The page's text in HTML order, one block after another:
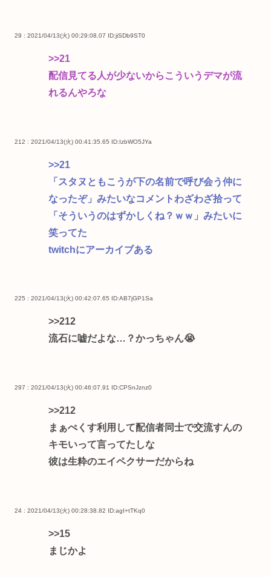
29 : 2021/04/13(火) 00:29:08.07 ID:jiSDb9ST0
>>21
配信見てる人が少ないからこういうデマが流
れるんやろな
212 : 2021/04/13(火) 00:41:35.65 ID:IzbWO5JYa
>>21
「スタヌともこうが下の名前で呼び会う仲に
なったぞ」みたいなコメントわざわざ拾って
「そういうのはずかしくね？ｗｗ」みたいに
笑ってた
twitchにアーカイブある
225 : 2021/04/13(火) 00:42:07.65 ID:AB7jGP1Sa
>>212
流石に嘘だよな…？かっちゃん😭
297 : 2021/04/13(火) 00:46:07.91 ID:CPSnJznz0
>>212
まぁぺくす利用して配信者同士で交流すんの
キモいって言ってたしな
彼は生粋のエイペクサーだからね
24 : 2021/04/13(火) 00:28:38.82 ID:agI+tTKq0
>>15
まじかよ